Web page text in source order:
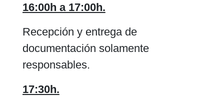
16:00h a 17:00h.
Recepción y entrega de
documentación solamente
responsables.
17:30h.